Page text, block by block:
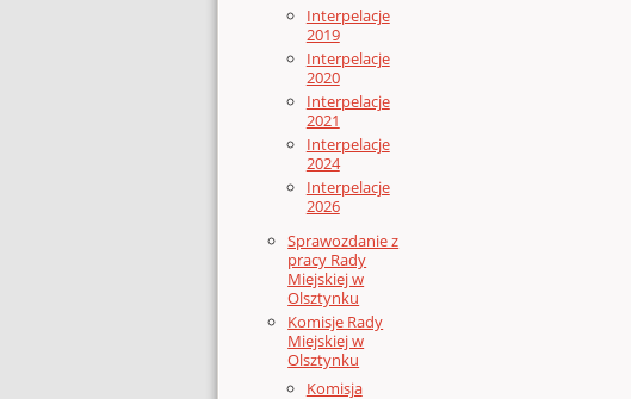
Interpelacje
2019
Interpelacje
2020
Interpelacje
2021
Interpelacje
2024
Interpelacje
2026
Sprawozdanie z
pracy Rady
Miejskiej w
Olsztynku
Komisje Rady
Miejskiej w
Olsztynku
Komisja